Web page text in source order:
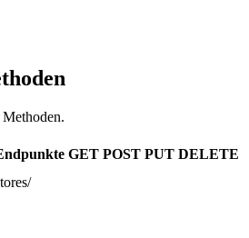
GET POST PUT DELETE